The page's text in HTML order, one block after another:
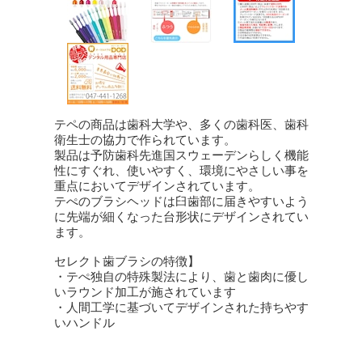
テペの商品は歯科大学や、多くの歯科医、歯科
衛生士の協力で作られています。
製品は予防歯科先進国スウェーデンらしく機能
性にすぐれ、使いやすく、環境にやさしい事を
重点においてデザインされています。
テぺのブラシヘッドは臼歯部に届きやすいよう
に先端が細くなった台形状にデザインされてい
ます。
セレクト歯ブラシの特徴】
・テぺ独自の特殊製法により、歯と歯肉に優し
いラウンド加工が施されています
・人間工学に基づいてデザインされた持ちやす
いハンドル